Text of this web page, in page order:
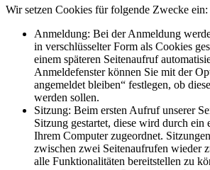
Wir setzen Cookies für folgende Zwecke ein:
Anmeldung: Bei der Anmeldung
in verschlüsselter Form als Cookies
einem späteren Seitenaufruf
Anmeldefenster können Sie mit der
angemeldet bleiben“ festlegen, ob
werden sollen.
Sitzung: Beim ersten Aufruf unserer
Sitzung gestartet, diese wird durch ein
Ihrem Computer zugeordnet.
zwischen zwei Seitenaufrufen wieder
alle Funktionalitäten bereitstellen zu